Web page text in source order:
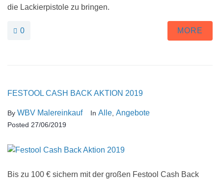
die Lackierpistole zu bringen.
0 MORE
FESTOOL CASH BACK AKTION 2019
By WBV Malereinkauf In Alle Angebote
Posted 27/06/2019
Bis zu 100 € sichern mit der großen Festool Cash Back